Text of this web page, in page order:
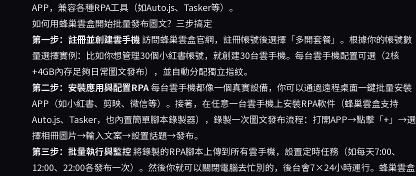
APP，兼容各種RPA工具（如Auto.js、Tasker等）。
如何用蜂巢雲盒開始批量發布圖文？三步搞定
第一步：註冊並創建雲手機訪問蜂巢雲盒官網，註冊帳號後選擇「多開套餐」。根據你的帳號數
量選擇實例：比如你想管理30個小紅書帳號，就創建30台雲手機。每台雲手機配置可選（2核
+4GB內存足夠日常圖文發布），並自動分配獨立指紋。
第二步：安裝應用與配置RPA每台雲手機都像一個真實設備，你可以通過遠程桌面一鍵批量安裝
APP（如小紅書、剪映、微信等）。接著，在任意一台雲手機上安裝RPA軟件（蜂巢雲盒支持
Auto.js、Tasker，也內置簡單腳本錄製器），錄製一次圖文發布流程：打開APP→點擊「+」→選
擇相冊圖片→輸入文案→設置話題→發布。
第三步：批量執行與監控將錄製的RPA腳本上傳到所有雲手機，設置定時任務（如每天7:00、
12:00、22:00各發布一次）。然後你就可以關閉電腦去忙別的，後台會7×24小時運行。蜂巢雲盒